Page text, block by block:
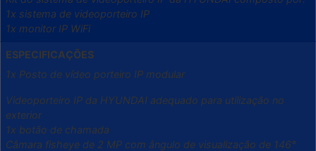
1x sistema de videoporteiro IP
1x monitor IP WiFi
ESPECIFICAÇÕES
1x Posto de vídeo porteiro IP modular
Videoporteiro IP da HYUNDAI adequado para utilização no
exterior
1x botão de chamada
Câmara fisheye de 2 MP com ângulo de visualização de 146°